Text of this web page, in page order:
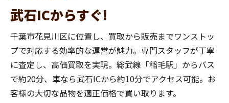
武石ICからすぐ!
千葉市花見川区に位置し、買取から販売までワンストッ
プで対応する効率的な運営が魅力。専門スタッフが丁寧
に査定し、高価買取を実現。総武線「稲毛駅」からバス
で約20分、車なら武石ICから約10分でアクセス可能。お
客様の大切な品物を適正価格で買い取ります。